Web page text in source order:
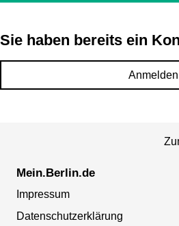
Sie haben bereits ein
Anmelden
Mein.Berlin.de
Impressum
Datenschutzerklärung